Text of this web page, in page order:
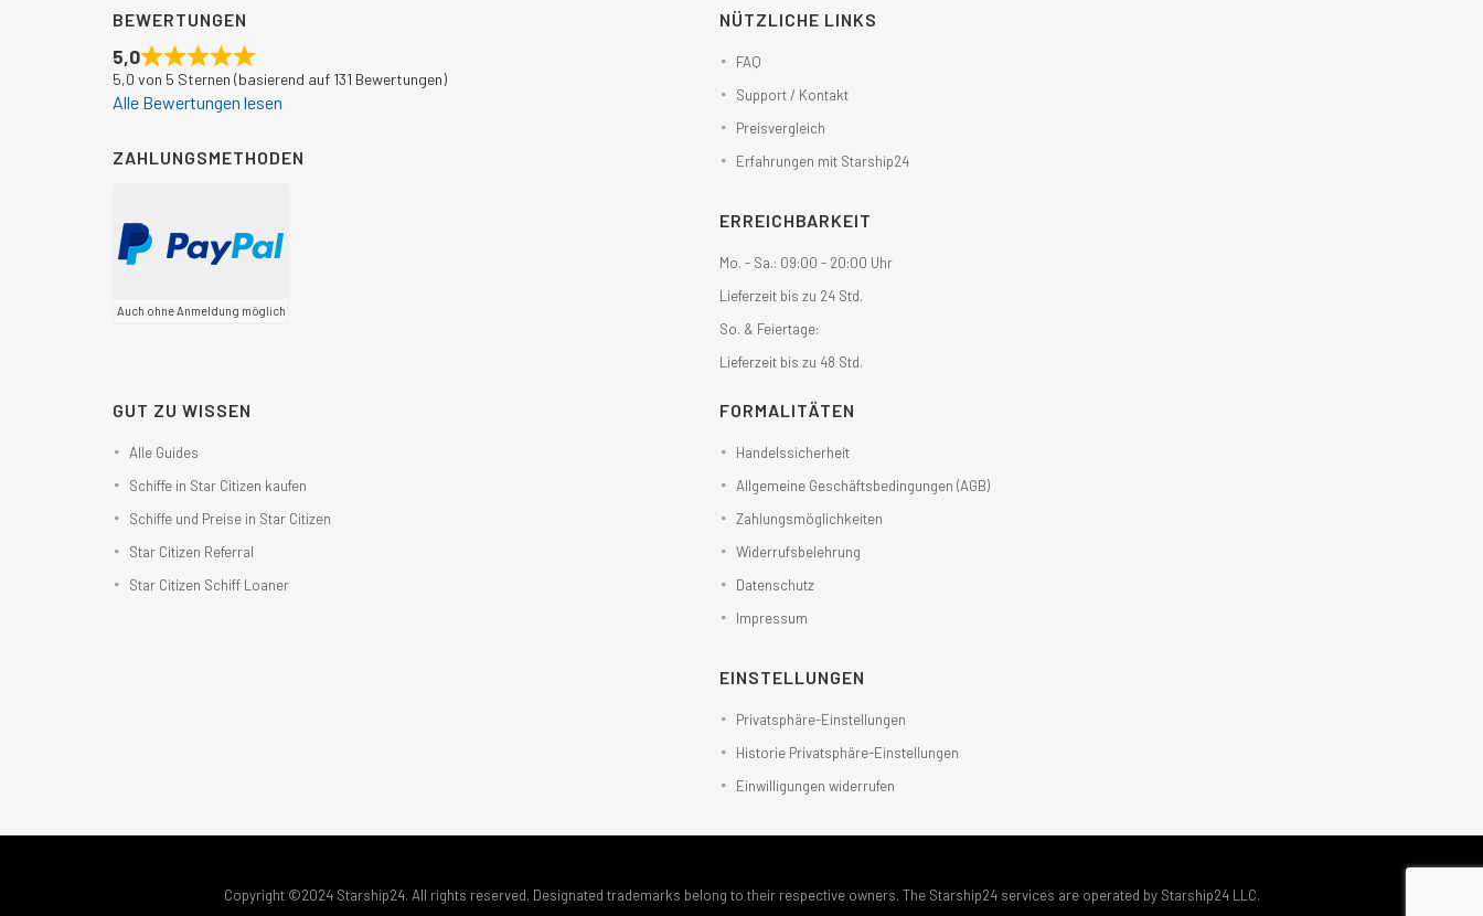
BEWERTUNGEN
5,0
5,0 von 5 Sternen (basierend auf 131 Bewertungen)
Alle Bewertungen lesen
ZAHLUNGSMETHODEN
Auch ohne Anmeldung möglich
NÜTZLICHE LINKS
FAQ
Support / Kontakt
Preisvergleich
Erfahrungen mit Starship24
ERREICHBARKEIT
Mo. - Sa.: 09:00 - 20:00 Uhr
Lieferzeit bis zu 24 Std.
So. & Feiertage:
Lieferzeit bis zu 48 Std.
GUT ZU WISSEN
Alle Guides
Schiffe in Star Citizen kaufen
Schiffe und Preise in Star Citizen
Star Citizen Referral
Star Citizen Schiff Loaner
FORMALITÄTEN
Handelssicherheit
Allgemeine Geschäftsbedingungen (AGB)
Zahlungsmöglichkeiten
Widerrufsbelehrung
Datenschutz
Impressum
EINSTELLUNGEN
Privatsphäre-Einstellungen
Historie Privatsphäre-Einstellungen
Einwilligungen widerrufen
Copyright ©2024 Starship24. All rights reserved. Designated trademarks belong to their respective owners. The Starship24 services are operated by Starship24 LLC.